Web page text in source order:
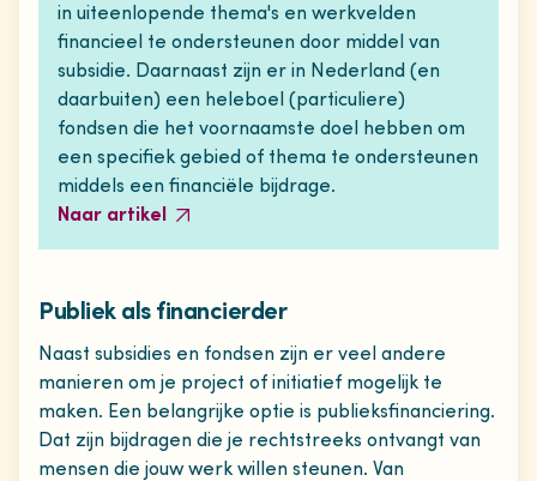
in uiteenlopende thema's en werkvelden
financieel te ondersteunen door middel van
subsidie. Daarnaast zijn er in Nederland (en
daarbuiten) een heleboel (particuliere)
fondsen die het voornaamste doel hebben om
een specifiek gebied of thema te ondersteunen
middels een financiële bijdrage.
Naar artikel
Publiek als financierder
Naast subsidies en fondsen zijn er veel andere
manieren om je project of initiatief mogelijk te
maken. Een belangrijke optie is publieksfinanciering.
Dat zijn bijdragen die je rechtstreeks ontvangt van
mensen die jouw werk willen steunen. Van